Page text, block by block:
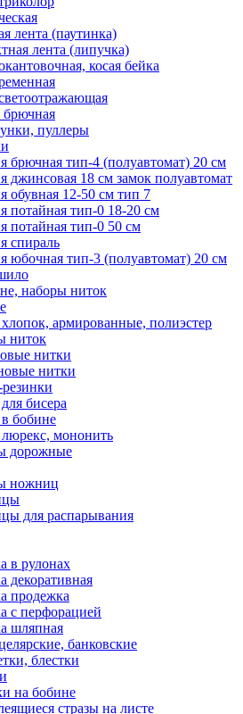
лента (паутинка)
лента (липучка)
косая бейка
брючная
пуллеры
брючная тип-4 (полуавтомат) 20 см
джинсовая 18 см замок полуавтомат
обувная 12-50 см тип 7
потайная тип-0 18-20 см
потайная тип-0 50 см
спираль
юбочная тип-3 (полуавтомат) 20 см
наборы ниток
армированные, полиэстер
ниток
нитки
нитки
бисера
бобине
мононить
дорожные
ножниц
для распарывания
в рулонах
декоративная
продежка
с перфорацией
шляпная
банковские
блестки
на бобине
стразы на листе